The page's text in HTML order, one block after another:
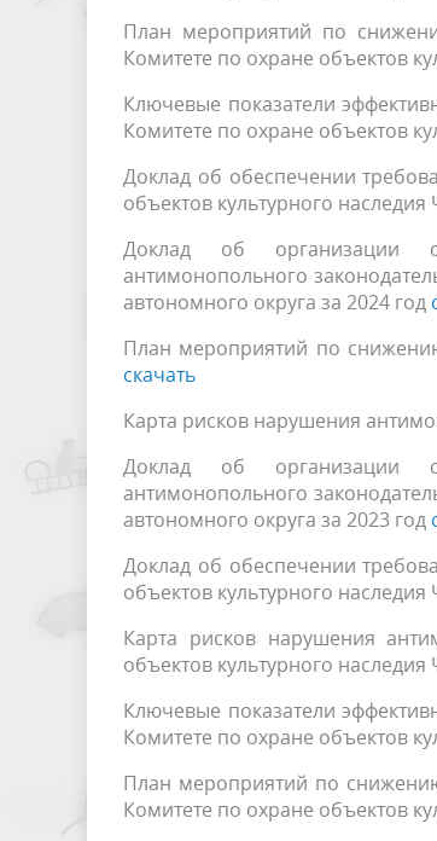
План мероприятий по
Комитете по охране объектов
Ключевые показатели
Комитете по охране объектов
Доклад об обеспечении
объектов культурного
Доклад об организации
антимонопольного
автономного округа за 2024 год
План мероприятий по
скачать
Карта рисков нарушения
Доклад об организации
антимонопольного
автономного округа за 2023 год
Доклад об обеспечении
объектов культурного
Карта рисков нарушения
объектов культурного
Ключевые показатели
Комитете по охране объектов
План мероприятий по
Комитете по охране объектов